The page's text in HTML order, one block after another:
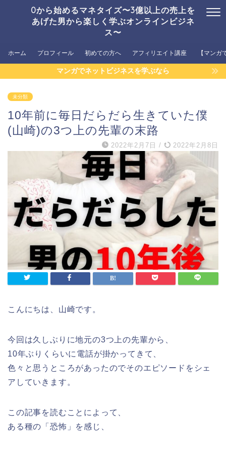
0から始めるマネタイズ〜3億以上の売上を
あげた男から楽しく学ぶオンラインビジネ
ス〜
ホーム プロフィール 初めての方へ アフィリエイト講座 【マン
マンガでネットビジネスを学ぶなら
未分類
10年前に毎日だらだら生きていた僕
(山崎)の3つ上の先輩の末路
2022年2月7日 / 2022年2月8日
こんにちは、山崎です。
今回は久しぶりに地元の3つ上の先輩から、
10年ぶりくらいに電話が掛かってきて、
色々と思うところがあったのでそのエピソードをシェ
アしていきます。
この記事を読むことによって、
ある種の「恐怖」を感じ、